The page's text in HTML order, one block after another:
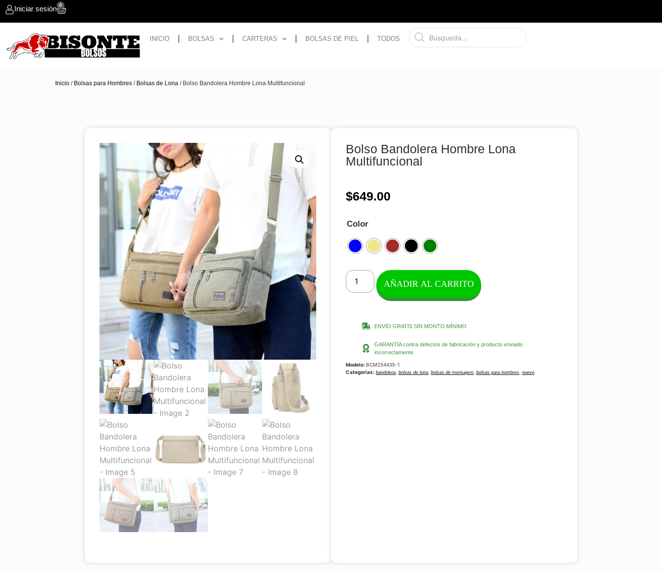
Iniciar sesión 0
INICIO BOLSAS CARTERAS BOLSAS DE PIEL TODOS
Inicio / Bolsas para Hombres / Bolsas de Lona / Bolso Bandolera Hombre Lona Multifuncional
Bolso Bandolera Hombre Lona
Multifuncional
$649.00
Color
AÑADIR AL CARRITO
ENVÍO GRATIS SIN MONTO MÍNIMO
GARANTÍA contra defectos de fabricación y producto enviado
incorrectamente
Modelo: BCM254435-1
Categorias: bandolera bolsas de lona bolsas de mensajero bolsas para hombres nuevo